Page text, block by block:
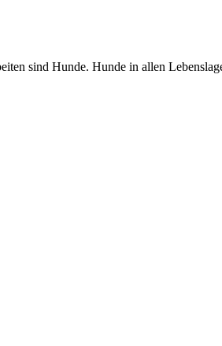
sind Hunde. Hunde in allen